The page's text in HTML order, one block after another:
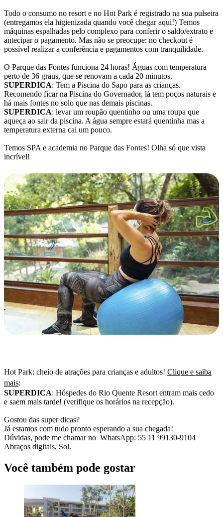
Todo o consumo no resort e no Hot Park é registrado na sua pulseira
(entregamos ela higienizada quando você chegar aqui!) Temos
máquinas espalhadas pelo complexo para conferir o saldo/extrato e
antecipar o pagamento. Mas não se preocupe: no checkout é
possível realizar a conferência e pagamentos com tranquilidade.
O Parque das Fontes funciona 24 horas! Águas com temperatura
perto de 36 graus, que se renovam a cada 20 minutos.
SUPERDICA: Tem a Piscina do Sapo para as crianças.
Recomendo ficar na Piscina do Governador, lá tem poços naturais e
há mais fontes no solo que nas demais piscinas.
SUPERDICA: levar um roupão quentinho ou uma roupa que
aqueça ao sair da piscina. A água sempre estará quentinha mas a
temperatura externa cai um pouco.
Temos SPA e academia no Parque das Fontes! Olha só que vista
incrível!
Hot Park: cheio de atrações para crianças e adultos! Clique e saiba
mais:
SUPERDICA: Hóspedes do Rio Quente Resort entram mais cedo
e saem mais tarde! (verifique os horários na recepção).
Gostou das super dicas?
Já estamos com tudo pronto esperando a sua chegada!
Dúvidas, pode me chamar no WhatsApp: 55 11 99130-9104
Abraços digitais, Sol.
Você também pode gostar